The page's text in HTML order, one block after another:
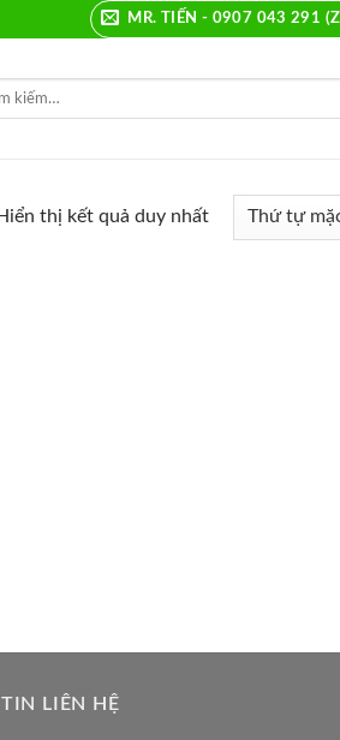
MR. TIẾN - 0907 043 291
Hiển thị kết quả duy nhất
LIÊN HỆ